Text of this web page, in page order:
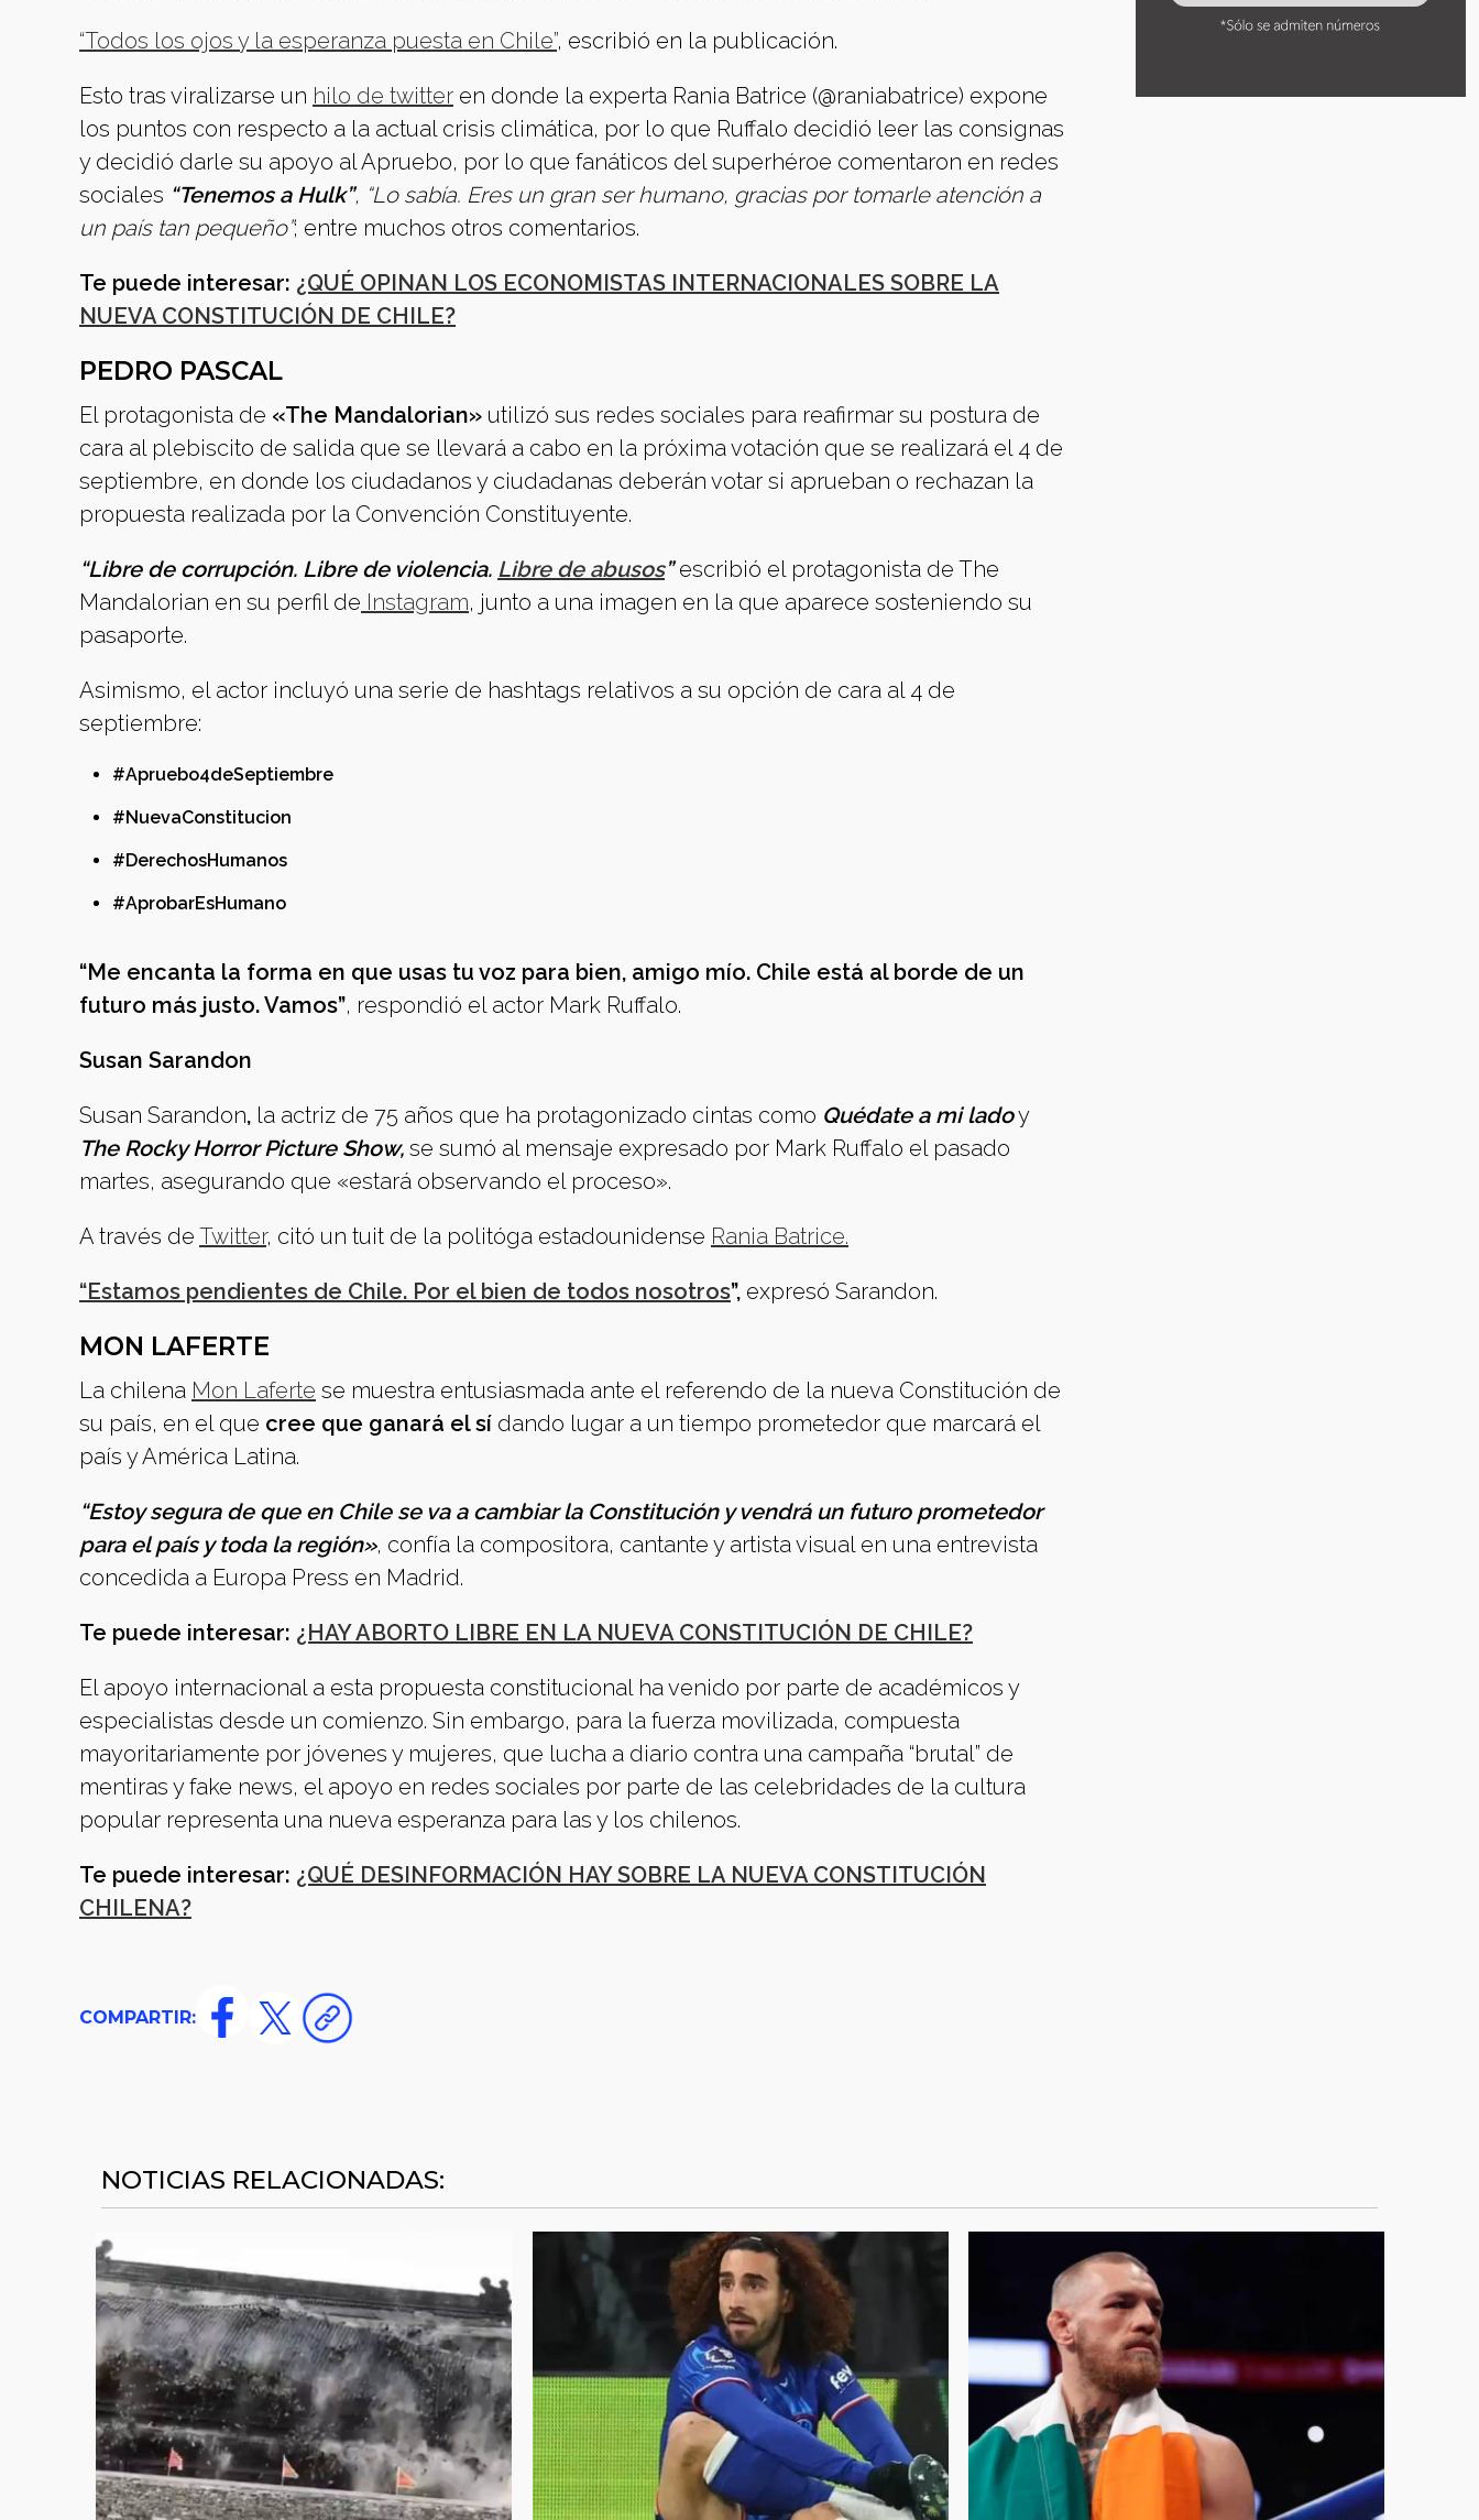
“Todos los ojos y la esperanza puesta en Chile”, escribió en la publicación.
Esto tras viralizarse un hilo de twitter en donde la experta Rania Batrice (@raniabatrice) expone
los puntos con respecto a la actual crisis climática, por lo que Ruffalo decidió leer las consignas
y decidió darle su apoyo al Apruebo, por lo que fanáticos del superhéroe comentaron en redes
sociales “Tenemos a Hulk”, “Lo sabía. Eres un gran ser humano, gracias por tomarle atención a
un país tan pequeño”; entre muchos otros comentarios.
Te puede interesar: ¿QUÉ OPINAN LOS ECONOMISTAS INTERNACIONALES SOBRE LA
NUEVA CONSTITUCIÓN DE CHILE?
PEDRO PASCAL
El protagonista de «The Mandalorian» utilizó sus redes sociales para reafirmar su postura de
cara al plebiscito de salida que se llevará a cabo en la próxima votación que se realizará el 4 de
septiembre, en donde los ciudadanos y ciudadanas deberán votar si aprueban o rechazan la
propuesta realizada por la Convención Constituyente.
“Libre de corrupción. Libre de violencia. Libre de abusos”escribió el protagonista de The
Mandalorian en su perfil de Instagram, junto a una imagen en la que aparece sosteniendo su
pasaporte.
Asimismo, el actor incluyó una serie de hashtags relativos a su opción de cara al 4 de
septiembre:
#Apruebo4deSeptiembre
#NuevaConstitucion
#DerechosHumanos
#AprobarEsHumano
“Me encanta la forma en que usas tu voz para bien, amigo mío. Chile está al borde de un
futuro más justo. Vamos”, respondió el actor Mark Ruffalo.
Susan Sarandon
Susan Sarandon, la actriz de 75 años que ha protagonizado cintas como Quédate a mi ladoy
The Rocky Horror Picture Show, se sumó al mensaje expresado por Mark Ruffalo el pasado
martes, asegurando que «estará observando el proceso».
A través de Twitter, citó un tuit de la politóga estadounidense Rania Batrice.
“Estamos pendientes de Chile. Por el bien de todos nosotros”, expresó Sarandon.
MON LAFERTE
La chilena Mon Laferte se muestra entusiasmada ante el referendo de la nueva Constitución de
su país, en el que cree que ganará el sí dando lugar a un tiempo prometedor que marcará el
país y América Latina.
“Estoy segura de que en Chile se va a cambiar la Constitución y vendrá un futuro prometedor
para el país y toda la región», confía la compositora, cantante y artista visual en una entrevista
concedida a Europa Press en Madrid.
Te puede interesar: ¿HAY ABORTO LIBRE EN LA NUEVA CONSTITUCIÓN DE CHILE?
El apoyo internacional a esta propuesta constitucional ha venido por parte de académicos y
especialistas desde un comienzo. Sin embargo, para la fuerza movilizada, compuesta
mayoritariamente por jóvenes y mujeres, que lucha a diario contra una campaña “brutal” de
mentiras y fake news, el apoyo en redes sociales por parte de las celebridades de la cultura
popular representa una nueva esperanza para las y los chilenos.
Te puede interesar: ¿QUÉ DESINFORMACIÓN HAY SOBRE LA NUEVA CONSTITUCIÓN
CHILENA?
COMPARTIR:
NOTICIAS RELACIONADAS: